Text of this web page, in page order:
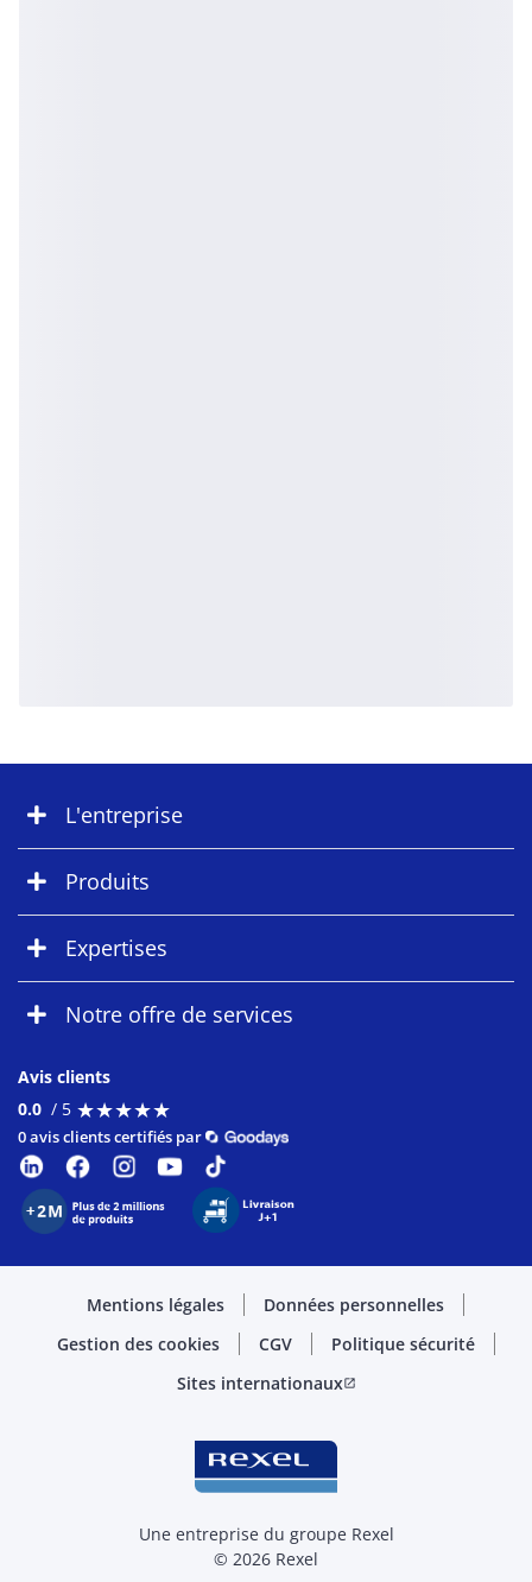
L'entreprise
Produits
Expertises
Notre offre de services
Avis clients
0.0 / 5 ★★★★★
★★★★★
0 avis clients certifiés par
Mentions légales
Données personnelles
Gestion des cookies
CGV
Politique sécurité
Sites internationauxopen_in_new
Une entreprise du groupe Rexel
© 2026 Rexel